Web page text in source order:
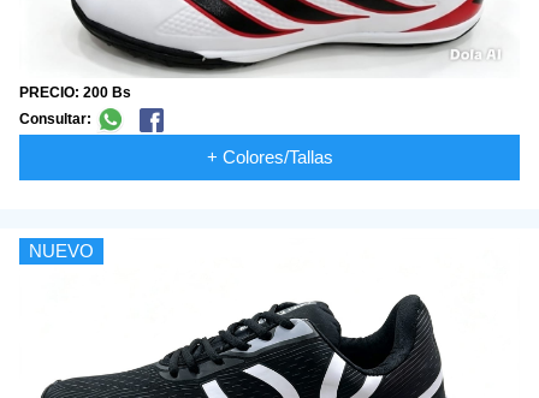
PRECIO: 200 Bs
Consultar:
+ Colores/Tallas
NUEVO